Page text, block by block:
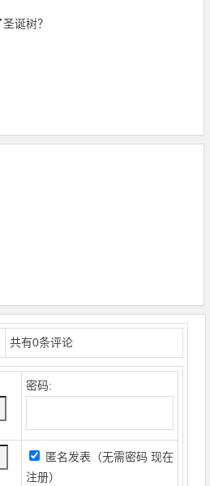
诞树？
共有0条评论
密码:
匿名发表（无需密码现在
注册）